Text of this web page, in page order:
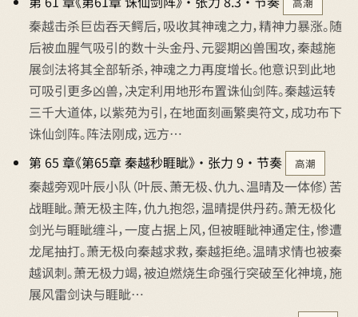
秦越击杀巨齿吞天鳄后，吸收其神魂之力，精神力暴涨。随
后被血腥气吸引的数十头金丹、元婴期凶兽围攻，秦越施
展剑法将其全部斩杀，神魂之力再度增长。他意识到此地
可吸引更多凶兽，决定利用地形布置诛仙剑阵。秦越运转
三千大道体，以紫苑为引，在地面刻画繁奥符文，成功布下
诛仙剑阵。阵法刚成，远方…
第 65 章《第65章 秦越秒睚眦》 · 张力 9 · 节奏
高潮
秦越旁观叶辰小队（叶辰、萧无极、仇九、温晴及一体修）苦
战睚眦。萧无极主阵，仇九抱怨，温晴提供丹药。萧无极化
剑光与睚眦缠斗，一度占据上风，但被睚眦神通定住，惨遭
龙尾抽打。萧无极向秦越求救，秦越拒绝。温晴求情也被秦
越讽刺。萧无极力竭，被迫燃烧生命强行突破至化神境，施
展风雷剑诀与睚眦…